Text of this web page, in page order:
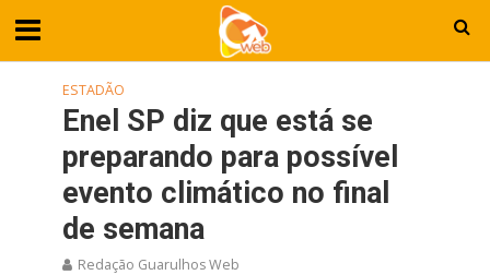
ESTADÃO
Enel SP diz que está se
preparando para possível
evento climático no final
de semana
Redação Guarulhos Web